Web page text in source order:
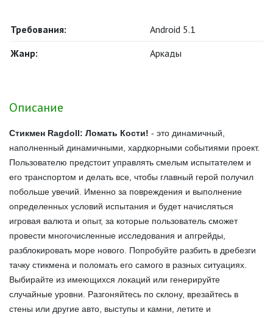
Требования:
Android 5.1
Жанр:
Аркады
Описание
Стикмен Ragdoll: Ломать Кости! - это динамичный,
наполненный динамичными, хардкорными событиями проект.
Пользователю предстоит управлять смелым испытателем и
его транспортом и делать все, чтобы главный герой получил
побольше увечий. Именно за повреждения и выполнение
определенных условий испытания и будет начисляться
игровая валюта и опыт, за которые пользователь сможет
провести многочисленные исследования и апгрейды,
разблокировать море нового. Попробуйте разбить в дребезги
тачку стикмена и поломать его самого в разных ситуациях.
Выбирайте из имеющихся локаций или генерируйте
случайные уровни. Разгоняйтесь по склону, врезайтесь в
стены или другие авто, выступы и камни, летите и